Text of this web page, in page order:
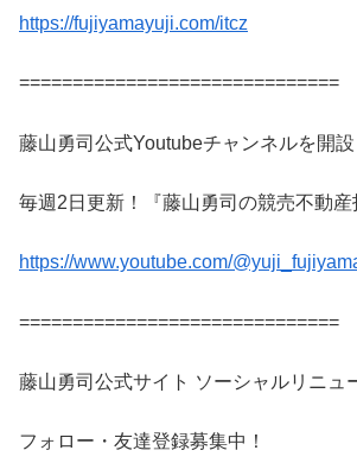
https://fujiyamayuji.com/itcz
==============================
藤山勇司公式Youtubeチャンネルを開設
毎週2日更新！『藤山勇司の競売不動産
https://www.youtube.com/
==============================
藤山勇司公式サイト ソーシャルリニュ
フォロー・友達登録募集中！